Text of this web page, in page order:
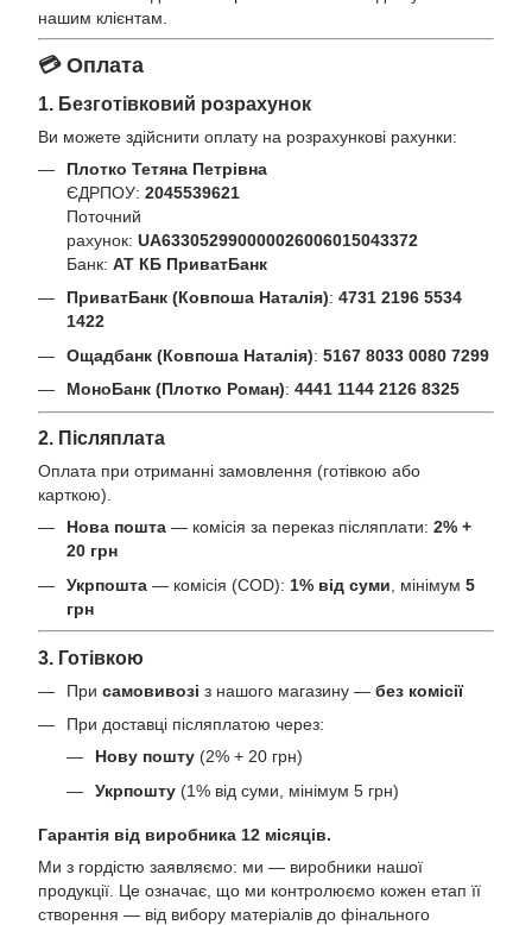
нашим клієнтам.
💳 Оплата
1. Безготівковий розрахунок
Ви можете здійснити оплату на розрахункові рахунки:
Плотко Тетяна Петрівна
ЄДРПОУ: 2045539621
Поточний
рахунок: UA633052990000026006015043372
Банк: АТ КБ ПриватБанк
ПриватБанк (Ковпоша Наталія): 4731 2196 5534
1422
Ощадбанк (Ковпоша Наталія): 5167 8033 0080 7299
МоноБанк (Плотко Роман): 4441 1144 2126 8325
2. Післяплата
Оплата при отриманні замовлення (готівкою або
карткою).
Нова пошта — комісія за переказ післяплати: 2% +
20 грн
Укрпошта — комісія (COD): 1% від суми , мінімум 5
грн
3. Готівкою
При самовивозі з нашого магазину — без комісії
При доставці післяплатою через:
Нову пошту (2% + 20 грн)
Укрпошту (1% від суми, мінімум 5 грн)
Гарантія від виробника 12 місяців.
Ми з гордістю заявляємо: ми — виробники нашої
продукції. Це означає, що ми контролюємо кожен етап її
створення — від вибору матеріалів до фінального